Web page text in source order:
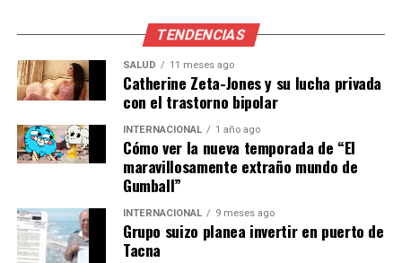
El consumo excesivo de cafeína puede estimular el
sistema nervioso central y, ante abusos o interrupciones
bruscas, provocar “cefalea por rebote”. Una ingesta
moderada mejora el ánimo, pero dosis de dos a seis tazas
diarias pueden producir ansiedad, y superar los 400 mg
diarios se vincula a estados depresivos.
Consecuencias Físicas y
Recomendaciones
TENDENCIAS
SALUD 11 meses ago
Catherine Zeta-Jones y su lucha privada
con el trastorno bipolar
INTERNACIONAL 1 año ago
Cómo ver la nueva temporada de “El
maravillosamente extraño mundo de
Gumball”
INTERNACIONAL 9 meses ago
Grupo suizo planea invertir en puerto de
Tacna